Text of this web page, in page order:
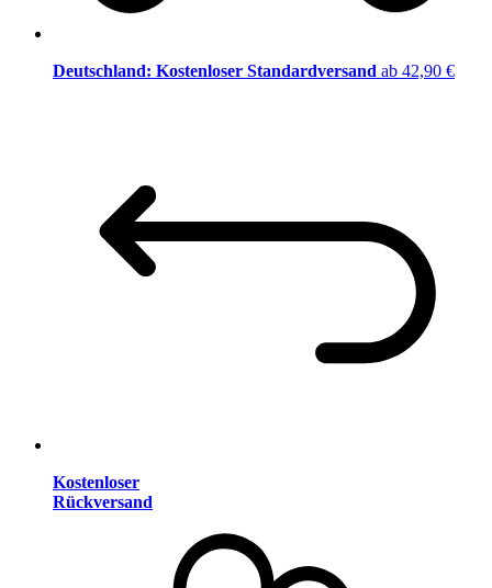
Deutschland: Kostenloser Standardversand ab 42,90 €
Kostenloser
Rückversand